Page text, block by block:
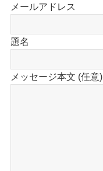
メールアドレス
題名
メッセージ本文 (任意)